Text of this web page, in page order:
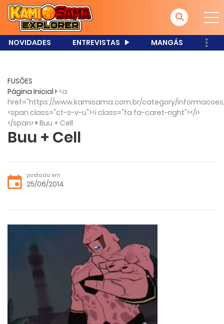
NOVIDADES ENTREVISTAS MANGÁS
FUSÕES
Página Inicial <a
href="https://www.kamisama.com.br/category/informacoes/
<span class="ct-s-v-u"><i class="fa fa-caret-right"></i>
</span> Buu + Cell
Buu + Cell
postado em
25/06/2014